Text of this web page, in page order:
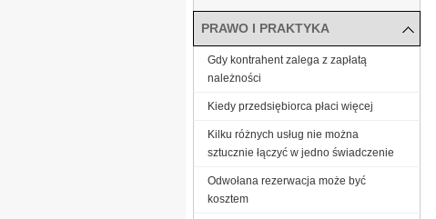
PRAWO I PRAKTYKA
Gdy kontrahent zalega z zapłatą
należności
Kiedy przedsiębiorca płaci więcej
Kilku różnych usług nie można
sztucznie łączyć w jedno świadczenie
Odwołana rezerwacja może być
kosztem